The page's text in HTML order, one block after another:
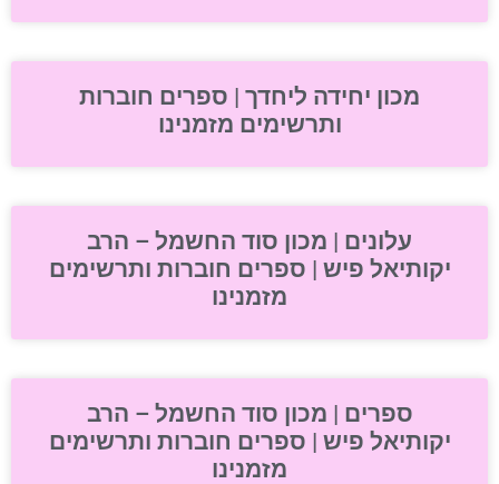
מכון יחידה ליחדך | ספרים חוברות
ותרשימים מזמנינו
עלונים | מכון סוד החשמל – הרב
יקותיאל פיש | ספרים חוברות ותרשימים
מזמנינו
ספרים | מכון סוד החשמל – הרב
יקותיאל פיש | ספרים חוברות ותרשימים
מזמנינו